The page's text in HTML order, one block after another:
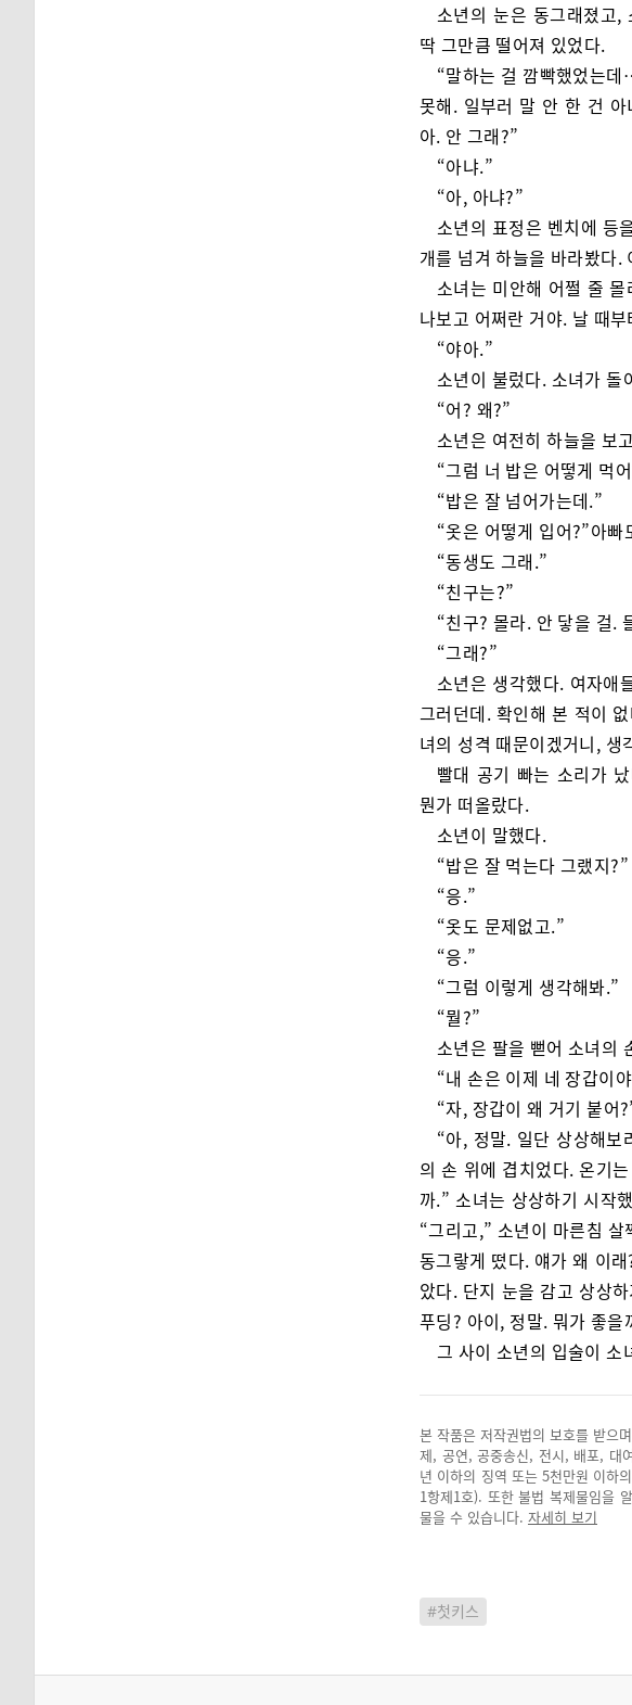
소년의 눈은 동그래졌고
딱 그만큼 떨어져 있었다.
“말하는 걸 깜빡했었는
못해. 일부러 말 안 한 건
아. 안 그래?”
“아냐.”
“아, 아냐?”
소년의 표정은 벤치에 등
개를 넘겨 하늘을 바라봤다
소녀는 미안해 어쩔 줄
나보고 어쩌란 거야. 날 때
“야아.”
소년이 불렀다. 소녀가 돌
“어? 왜?”
소년은 여전히 하늘을 보
“그럼 너 밥은 어떻게 먹
“밥은 잘 넘어가는데.”
“옷은 어떻게 입어?”아빠
“동생도 그래.”
“친구는?”
“친구? 몰라. 안 닿을 걸.
“그래?”
소년은 생각했다. 여자애
그러던데. 확인해 본 적이
녀의 성격 때문이겠거니, 생
빨대 공기 빠는 소리가
뭔가 떠올랐다.
소년이 말했다.
“밥은 잘 먹는다 그랬지?”
“응.”
“옷도 문제없고.”
“응.”
“그럼 이렇게 생각해봐.”
“뭘?”
소년은 팔을 뻗어 소녀의
“내 손은 이제 네 장갑이
“자, 장갑이 왜 거기 붙어
“아, 정말. 일단 상상해
의 손 위에 겹치었다. 온기
까.” 소녀는 상상하기 시작
“그리고,” 소년이 마른침
동그랗게 떴다. 얘가 왜 이
았다. 단지 눈을 감고 상상
푸딩? 아이, 정말. 뭐가 좋을
그 사이 소년의 입술이
본 작품은 저작권법의 보호를 받으
제, 공연, 공중송신, 전시, 배포, 대
년 이하의 징역 또는 5천만원 이하
1항제1호). 또한 불법 복제물임을
물을 수 있습니다. 자세히 보기
#첫키스